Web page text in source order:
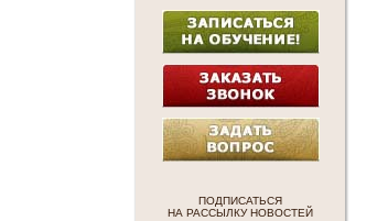
ПОДПИСАТЬСЯ
НА РАССЫЛКУ НОВОСТЕЙ